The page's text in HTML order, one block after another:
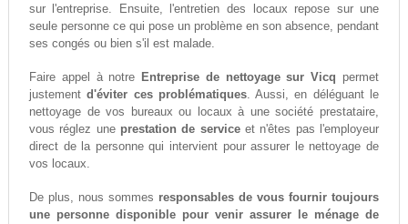
sur l'entreprise. Ensuite, l'entretien des locaux repose sur une
seule personne ce qui pose un problème en son absence, pendant
ses congés ou bien s'il est malade.
Faire appel à notre Entreprise de nettoyage sur Vicq permet
justementd'éviter ces problématiques. Aussi, en déléguant le
nettoyage de vos bureaux ou locaux à une société prestataire,
vous réglez une prestation de serviceet n'êtes pas l'employeur
direct de la personne qui intervient pour assurer le nettoyage de
vos locaux.
De plus, nous sommes responsables de vous fournir toujours
une personne disponible pour venir assurer le ménage de